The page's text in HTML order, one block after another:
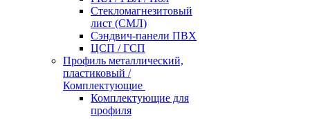
Стекломагнезитовый
лист (СМЛ)
Сэндвич-панели ПВХ
ЦСП / ГСП
Профиль металлический,
пластиковый /
Комплектующие
Комплектующие для
профиля